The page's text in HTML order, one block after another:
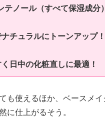
テノール（すべて保湿成分）
チュラルにトーンアップ！
日中の化粧直しに最適！
も使えるほか、ベースメ
に仕上がるそう。